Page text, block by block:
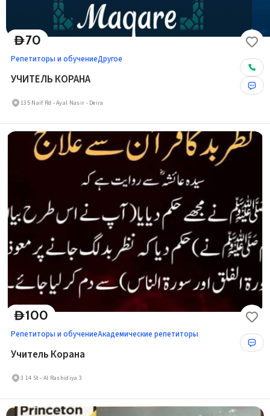
D70
Репетиторы и обучениеДругое
УЧИТЕЛЬ КОРАНА
135 Naif Rd - Ayal Nasir - Deira
D100
Репетиторы и обучениеАкадемические репетиторы
Учитель Корана
3 14 St - Al Rashidiya 3